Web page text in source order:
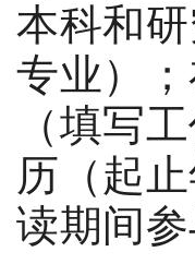
本科和
专业）
（填写
历（起
读期间